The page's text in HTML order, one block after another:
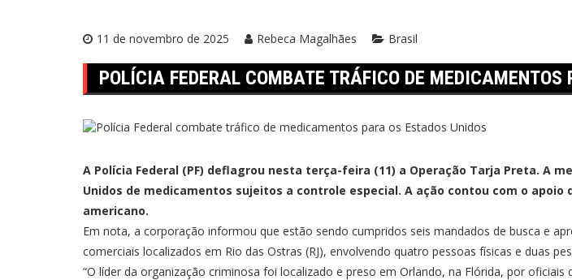
11 de novembro de 2025 Rebeca Magalhães Brasil
POLÍCIA FEDERAL COMBATE TRÁFICO DE MEDICAMENTOS
A Polícia Federal (PF) deflagrou nesta terça-feira (11) a Operação Tarja Preta. A
Unidos de medicamentos sujeitos a controle especial. A ação contou com o
americano.
Em nota, a corporação informou que estão sendo cumpridos seis mandados de busca e
comerciais localizados em Rio das Ostras (RJ), envolvendo quatro pessoas físicas e duas
“O líder da organização criminosa foi localizado e preso em Orlando, na Flórida, por